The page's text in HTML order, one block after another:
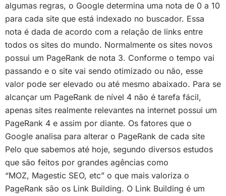
algumas regras, o Google determina uma nota de 0 a 10
para cada site que está indexado no buscador. Essa
nota é dada de acordo com a relação de links entre
todos os sites do mundo. Normalmente os sites novos
possui um PageRank de nota 3. Conforme o tempo vai
passando e o site vai sendo otimizado ou não, esse
valor pode ser elevado ou até mesmo abaixado. Para se
alcançar um PageRank de nível 4 não é tarefa fácil,
apenas sites realmente relevantes na internet possui um
PageRank 4 e assim por diante. Os fatores que o
Google analisa para alterar o PageRank de cada site
Pelo que sabemos até hoje, segundo diversos estudos
que são feitos por grandes agências como
“MOZ, Magestic SEO, etc” o que mais valoriza o
PageRank são os Link Building. O Link Building é um